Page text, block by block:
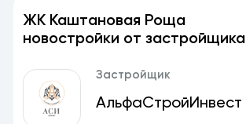
ЖК Каштановая Роща
новостройки от застройщика
Застройщик
АльфаСтройИнвест